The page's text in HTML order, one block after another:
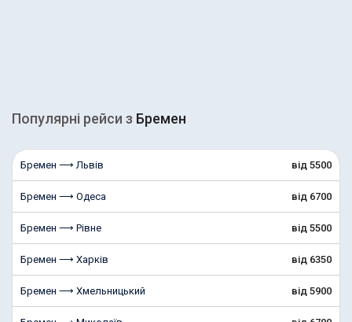
Популярні рейcи з Бремен
Бремен ⟶ Львів від 5500
Бремен ⟶ Одеса від 6700
Бремен ⟶ Рівне від 5500
Бремен ⟶ Харків від 6350
Бремен ⟶ Хмельницький від 5900